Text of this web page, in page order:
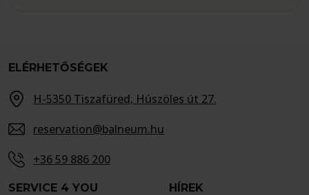
ELÉRHETŐSÉGEK
H-5350 Tiszafüred, Húszöles út 27.
reservation@balneum.hu
+36 59 886 200
SERVICE 4 YOU HÍREK